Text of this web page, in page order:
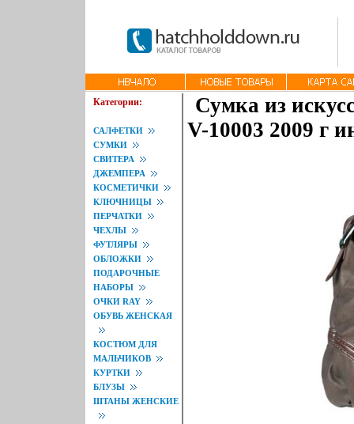
Категории:
САЛФЕТКИ
СУМКИ
СВИТЕРА
ДЖЕМПЕРА
КОСМЕТИЧКИ
КЛЮЧНИЦЫ
ПЕРЧАТКИ
ЧЕХЛЫ
ФУТЛЯРЫ
ОБЛОЖКИ
ПОДАРОЧНЫЕ
НАБОРЫ
ОЧКИ RAY
ОБУВЬ ЖЕНСКАЯ
КОСТЮМ ДЛЯ
МАЛЬЧИКОВ
КУРТКИ
БЛУЗЫ
ШТАНЫ ЖЕНСКИЕ
Сумка из
V-10003 2009 г